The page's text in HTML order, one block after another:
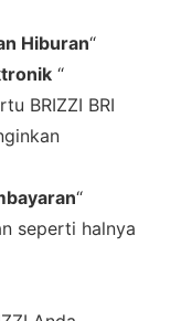
Hiburan“
“
BRIZZI BRI
“
seperti halnya